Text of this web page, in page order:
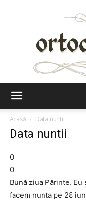
Acasă
Data nuntii
Data nuntii
0
0
Bună ziua Părinte.
facem nunta pe 28